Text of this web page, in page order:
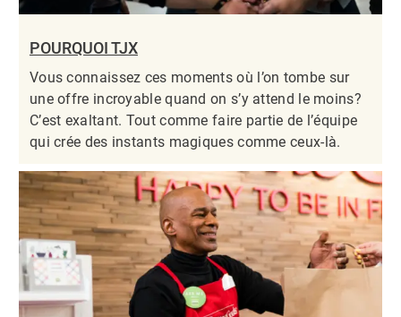
POURQUOI TJX
Vous connaissez ces moments où l’on tombe sur
une offre incroyable quand on s’y attend le moins?
C’est exaltant. Tout comme faire partie de l’équipe
qui crée des instants magiques comme ceux-là.​​​​​​​